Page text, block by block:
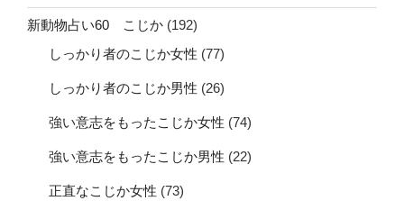
新動物占い60 こじか (192)
しっかり者のこじか女性 (77)
しっかり者のこじか男性 (26)
強い意志をもったこじか女性 (74)
強い意志をもったこじか男性 (22)
正直なこじか女性 (73)